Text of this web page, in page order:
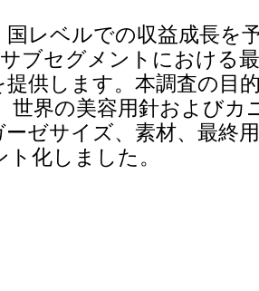
レベルでの収益成長を
ブセグメントにおける
提供します。本調査の目
世界の美容用針およびカ
ーゼサイズ、素材、最終
化しました。